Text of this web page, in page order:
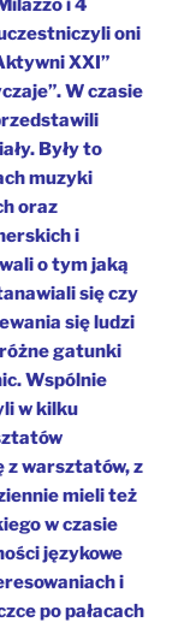
i 4
oni
XXI”
W czasie
Były to
muzyki
oraz
i
o tym jaką
się czy
się ludzi
gatunki
Wspólnie
w kilku
z warsztatów, z
mieli też
w czasie
językowe
i
po pałacach